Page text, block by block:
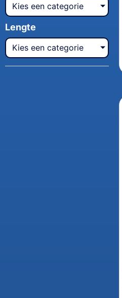
Kies een categorie
Lengte
Kies een categorie